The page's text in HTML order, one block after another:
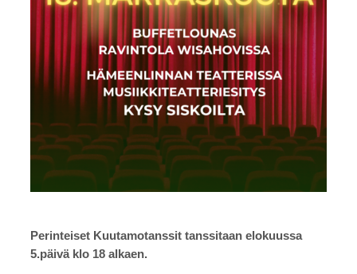
Perinteiset Kuutamotanssit tanssitaan elokuussa
5.päivä klo 18 alkaen.